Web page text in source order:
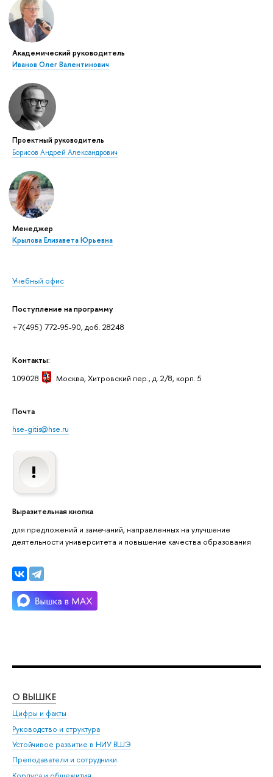
Академический руководитель
Иванов Олег Валентинович
Проектный руководитель
Борисов Андрей Александрович
Менеджер
Крылова Елизавета Юрьевна
Учебный офис
Поступление на программу
+7(495) 772-95-90, доб. 28248
Контакты:
109028
Москва, Хитровский пер., д. 2/8, корп. 5
Почта
hse-gitis@hse.ru
Выразительная кнопка
для предложений и замечаний, направленных на улучшение
деятельности университета и повышение качества образования
О ВЫШКЕ
Цифры и факты
Руководство и структура
Устойчивое развитие в НИУ ВШЭ
Преподаватели и сотрудники